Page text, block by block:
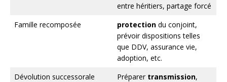
entre héritiers, partage forcé
Famille recomposée
protection du conjoint,
prévoir dispositions telles
que DDV, assurance vie,
adoption, etc.
Dévolution successorale
Préparer transmission,